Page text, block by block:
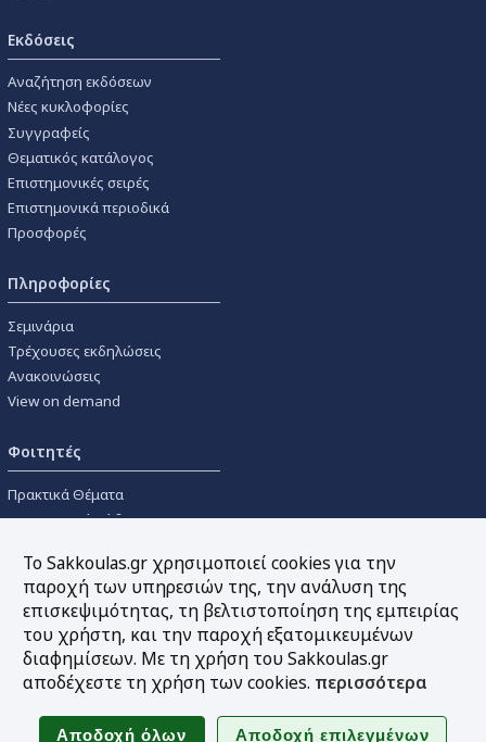
Εκδόσεις
Αναζήτηση εκδόσεων
Νέες κυκλοφορίες
Συγγραφείς
Θεματικός κατάλογος
Επιστημονικές σειρές
Επιστημονικά περιοδικά
Προσφορές
Πληροφορίες
Σεμινάρια
Τρέχουσες εκδηλώσεις
Ανακοινώσεις
View on demand
Φοιτητές
Πρακτικά Θέματα
Οικονομικοί Κώδικες
Συγγραμμάτων
Εργαλεία
Online υπολογισμός τόκων
Υπηρεσία Ηλεκτρονικής
Sitemap
Το Sakkoulas.gr χρησιμοποιεί cookies για την
παροχή των υπηρεσιών της, την ανάλυση της
επισκεψιμότητας, τη βελτιστοποίηση της εμπειρίας
του χρήστη, και την παροχή εξατομικευμένων
διαφημίσεων. Με τη χρήση του Sakkoulas.gr
αποδέχεστε τη χρήση των cookies. περισσότερα